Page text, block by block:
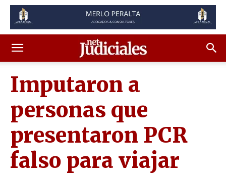
Imputaron a
personas que
presentaron PCR
falso para viajar